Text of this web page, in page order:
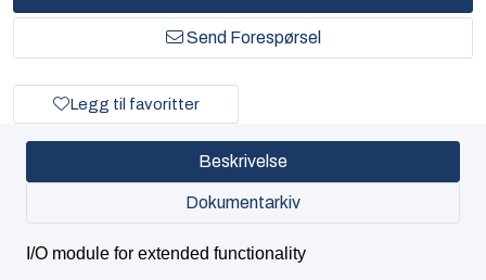
Send Forespørsel
Legg til favoritter
Beskrivelse
Dokumentarkiv
I/O module for extended functionality